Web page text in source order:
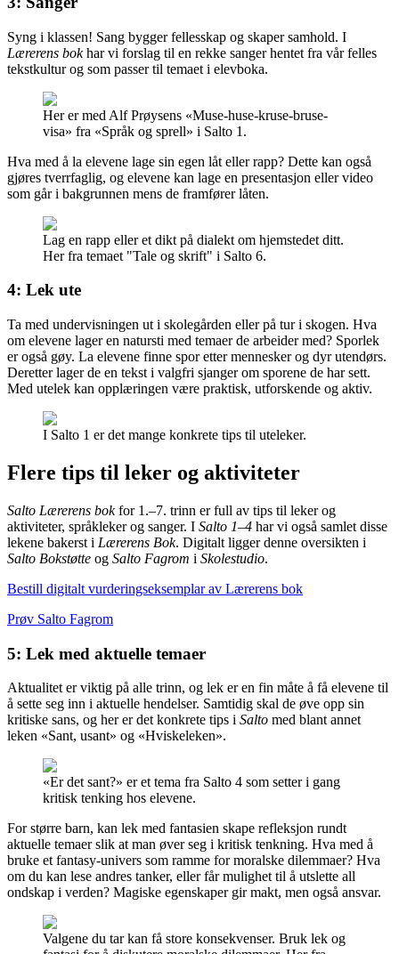
Syng i klassen! Sang bygger fellesskap og skaper samhold. I
Lærerens bokhar vi forslag til en rekke sanger hentet fra vår felles
tekstkultur og som passer til temaet i elevboka.
Her er med Alf Prøysens «Muse-huse-kruse-bruse-
visa» fra «Språk og sprell» i Salto 1.
Hva med å la elevene lage sin egen låt eller rapp? Dette kan også
gjøres tverrfaglig, og elevene kan lage en presentasjon eller video
som går i bakgrunnen mens de framfører låten.
Lag en rapp eller et dikt på dialekt om hjemstedet ditt.
Her fra temaet "Tale og skrift" i Salto 6.
4: Lek ute
Ta med undervisningen ut i skolegården eller på tur i skogen. Hva
om elevene lager en natursti med temaer de arbeider med? Sporlek
er også gøy. La elevene finne spor etter mennesker og dyr utendørs.
Deretter lager de en tekst i valgfri sjanger om sporene de har sett.
Med utelek kan opplæringen være praktisk, utforskende og aktiv.
I Salto 1 er det mange konkrete tips til uteleker.
Flere tips til leker og aktiviteter
Salto Lærerens bokfor 1.–7. trinn er full av tips til leker og
aktiviteter, språkleker og sanger. I Salto 1–4 har vi også samlet disse
lekene bakerst i Lærerens Bok. Digitalt ligger denne oversikten i
Salto Bokstøtte og Salto Fagrom i Skolestudio.
Bestill digitalt vurderingseksemplar av Lærerens bok
Prøv Salto Fagrom
5: Lek med aktuelle temaer
Aktualitet er viktig på alle trinn, og lek er en fin måte å få elevene til
å sette seg inn i aktuelle hendelser. Samtidig skal de øve opp sin
kritiske sans, og her er det konkrete tips i Salto med blant annet
leken «Sant, usant» og «Hviskeleken».
«Er det sant?» er et tema fra Salto 4 som setter i gang
kritisk tenking hos elevene.
For større barn, kan lek med fantasien skape refleksjon rundt
aktuelle temaer slik at man øver seg i kritisk tenkning. Hva med å
bruke et fantasy-univers som ramme for moralske dilemmaer? Hva
om du kan lese andres tanker, eller får mulighet til å utslette all
ondskap i verden? Magiske egenskaper gir makt, men også ansvar.
Valgene du tar kan få store konsekvenser. Bruk lek og